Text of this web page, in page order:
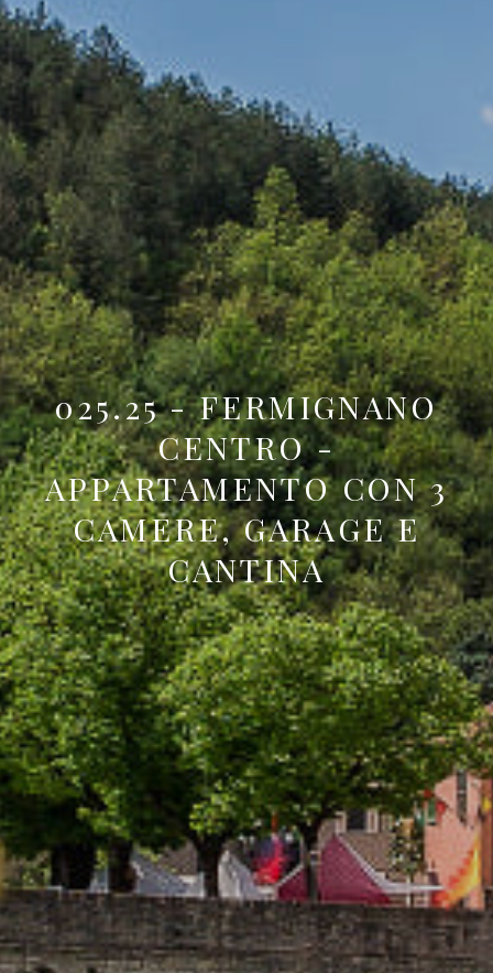
025.25 - FERMIGNANO
CENTRO -
APPARTAMENTO CON 3
CAMERE, GARAGE E
CANTINA